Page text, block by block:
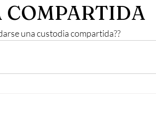
COMPARTIDA
una custodia compartida??